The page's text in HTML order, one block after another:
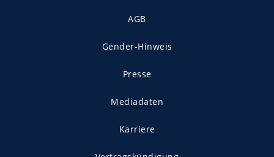
AGB
Gender-Hinweis
Presse
Mediadaten
Karriere